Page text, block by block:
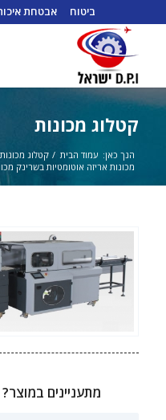
ביטוח אבטחת
קטלוג מכונות
הנך כאן: עמוד הבית / קטלוג מכונות
מכונות אריזה אוטומטיות בשרינק
מתעניינים